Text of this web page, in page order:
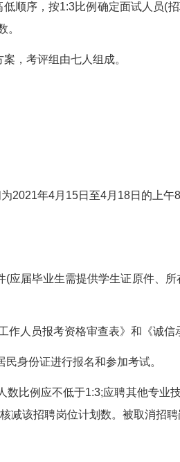
顺序，按1:3比例确定面试人员(
。
，考评组由七人组成。
2021年4月15日至4月18日的上午
应届毕业生需提供学生证原件、
人员报考资格审查表》和《诚
身份证进行报名和参加考试。
比例应不低于1:3;应聘其他专
减该招聘岗位计划数。被取消招